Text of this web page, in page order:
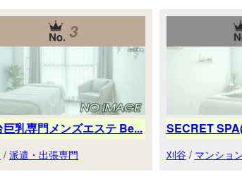
3
巨乳専門メンズエステ Be...
/ 派遣・出張専門
SECRET
刈谷/ マンショ